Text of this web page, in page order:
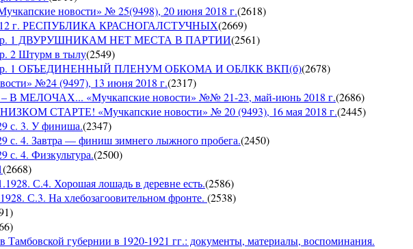
новости» № 25(9498), 20 июня 2018 г.(2618)
2012 г. РЕСПУБЛИКА КРАСНОГАЛСТУЧНЫХ(2669)
Стр. 1 ДВУРУШНИКАМ НЕТ МЕСТА В ПАРТИИ(2561)
2 Штурм в тылу(2549)
Стр. 1 ОБЪЕДИНЕННЫЙ ПЛЕНУМ ОБКОМА И ОБЛКК ВКП(б)(2678)
№24 (9497), 13 июня 2018 г.(2317)
«Мучкапские новости» №№ 21-23, май-июнь 2018 г.(2686)
СТАРТЕ! «Мучкапские новости» № 20 (9493), 16 мая 2018 г.(2445)
с. 3. У финиша.(2347)
с. 4. Завтра — финиш зимнего лыжного пробега.(2450)
с. 4. Физкультура.(2500)
(2668)
С.4. Хорошая лошадь в деревне есть.(2586)
С.3. На хлебозагоовительном фронте. (2538)
)
)
Тамбовской губернии в 1920-1921 гг.: документы, материалы, воспоминания.